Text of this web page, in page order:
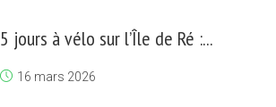
5 jours à vélo sur l’Île de Ré :...
16 mars 2026